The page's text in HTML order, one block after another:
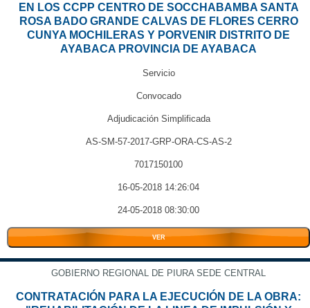
EN LOS CCPP CENTRO DE SOCCHABAMBA SANTA
ROSA BADO GRANDE CALVAS DE FLORES CERRO
CUNYA MOCHILERAS Y PORVENIR DISTRITO DE
AYABACA PROVINCIA DE AYABACA
Servicio
Convocado
Adjudicación Simplificada
AS-SM-57-2017-GRP-ORA-CS-AS-2
7017150100
16-05-2018 14:26:04
24-05-2018 08:30:00
VER
GOBIERNO REGIONAL DE PIURA SEDE CENTRAL
CONTRATACIÓN PARA LA EJECUCIÓN DE LA OBRA: